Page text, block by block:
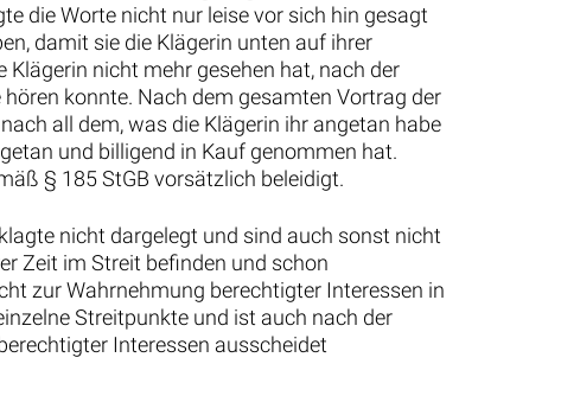
die Worte nicht nur leise vor sich hin gesagt
damit sie die Klägerin unten auf ihrer
nicht mehr gesehen hat, nach der
konnte. Nach dem gesamten Vortrag der
all dem, was die Klägerin ihr angetan habe
und billigend in Kauf genommen hat.
§ 185 StGB vorsätzlich beleidigt.
nicht dargelegt und sind auch sonst nicht
Zeit im Streit befinden und schon
zur Wahrnehmung berechtigter Interessen in
Streitpunkte und ist auch nach der
Interessen ausscheidet